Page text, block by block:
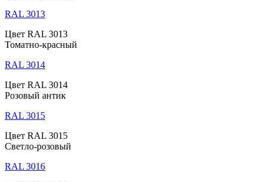
RAL 3013
Цвет RAL 3013
Томатно-красный
RAL 3014
Цвет RAL 3014
Розовый антик
RAL 3015
Цвет RAL 3015
Светло-розовый
RAL 3016